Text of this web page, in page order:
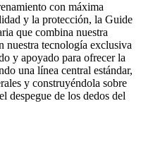
con máxima
y la protección, la Guide
que combina nuestra
nuestra tecnología exclusiva
y apoyado para ofrecer la
una línea central estándar,
y construyéndola sobre
despegue de los dedos del